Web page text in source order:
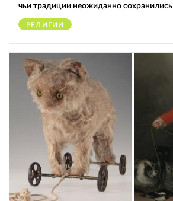
чьи традиции неожиданно сохранились
РЕЛИГИИ